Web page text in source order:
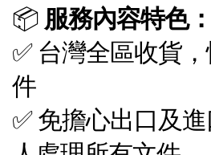
📦 服務內容特色：
✅ 台灣全區收貨
件
✅ 免擔心出口及